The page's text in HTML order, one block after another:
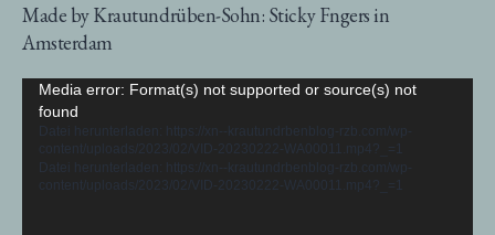
Made by Krautundrüben-Sohn: Sticky Fngers in
Amsterdam
Video-
Player
Media error: Format(s) not supported or source(s) not
found
Datei herunterladen: https://xn--krautundrbenblog-rzb.com/wp-
content/uploads/2023/02/VID-20230222-WA00011.mp4?_=1
Datei herunterladen: https://xn--krautundrbenblog-rzb.com/wp-
content/uploads/2023/02/VID-20230222-WA00011.mp4?_=1